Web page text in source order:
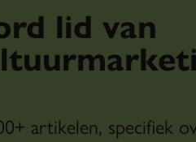
van
om haar achterban
lid van
artikelen, specifiek